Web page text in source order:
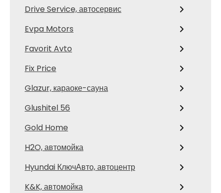
Drive Service, автосервис
Evpa Motors
Favorit Avto
Fix Price
Glazur, караоке-сауна
Glushitel 56
Gold Home
H2O, автомойка
Hyundai КлючАвто, автоцентр
K&K, автомойка